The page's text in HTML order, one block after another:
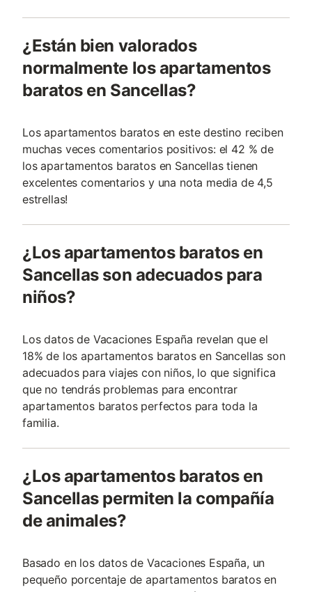
¿Están bien valorados
normalmente los apartamentos
baratos en Sancellas?
Los apartamentos baratos en este destino reciben
muchas veces comentarios positivos: el 42 % de
los apartamentos baratos en Sancellas tienen
excelentes comentarios y una nota media de 4,5
estrellas!
¿Los apartamentos baratos en
Sancellas son adecuados para
niños?
Los datos de Vacaciones España revelan que el
18% de los apartamentos baratos en Sancellas son
adecuados para viajes con niños, lo que significa
que no tendrás problemas para encontrar
apartamentos baratos perfectos para toda la
familia.
¿Los apartamentos baratos en
Sancellas permiten la compañía
de animales?
Basado en los datos de Vacaciones España, un
pequeño porcentaje de apartamentos baratos en